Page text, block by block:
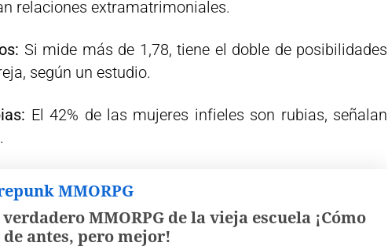
relaciones extramatrimoniales.
Si mide más de 1,78, tiene el doble de posibilidades
según un estudio.
El 42% de las mujeres infieles son rubias, señalan
MMORPG
MMORPG de la vieja escuela ¡Cómo
de antes, pero mejor!